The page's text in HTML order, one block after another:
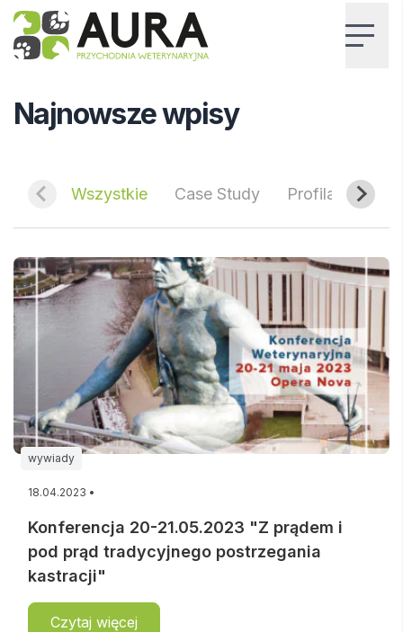
HomeAURA – Przychodnia Weterynaryjna
Blog
Najnowsze wpisy
Wszystkie Case Study Profilaktyka
wywiady
18.04.2023 •
Konferencja 20-21.05.2023 "Z prądem i
pod prąd tradycyjnego postrzegania
kastracji"
Czytaj więcej